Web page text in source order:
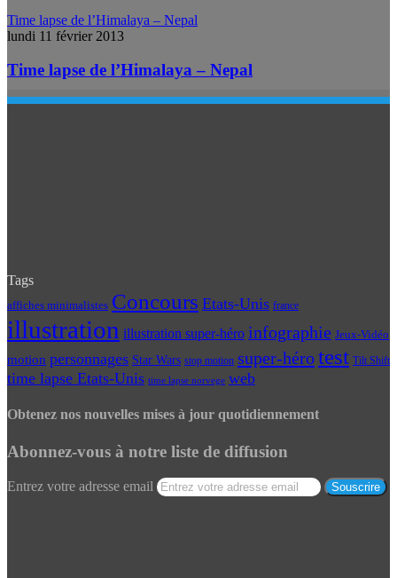
Time lapse de l’Himalaya – Nepal
lundi 11 février 2013
Time lapse de l’Himalaya – Nepal
Tags
affiches minimalistes Concours Etats-Unis france
illustration illustration super-héro infographie Jeux-Vidéo
motion personnages Star Wars stop motion super-hérotest Tilt Shift
time lapse Etats-Unis time lapse norvege web
Obtenez nos nouvelles mises à jour quotidiennement
Abonnez-vous à notre liste de diffusion
Entrez votre adresse email